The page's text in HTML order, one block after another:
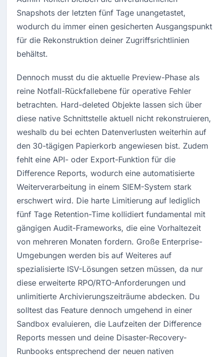
Snapshots der letzten fünf Tage unangetastet,
wodurch du immer einen gesicherten Ausgangspunkt
für die Rekonstruktion deiner Zugriffsrichtlinien
behältst.
Dennoch musst du die aktuelle Preview-Phase als
reine Notfall-Rückfallebene für operative Fehler
betrachten. Hard-deleted Objekte lassen sich über
diese native Schnittstelle aktuell nicht rekonstruieren,
weshalb du bei echten Datenverlusten weiterhin auf
den 30-tägigen Papierkorb angewiesen bist. Zudem
fehlt eine API- oder Export-Funktion für die
Difference Reports, wodurch eine automatisierte
Weiterverarbeitung in einem SIEM-System stark
erschwert wird. Die harte Limitierung auf lediglich
fünf Tage Retention-Time kollidiert fundamental mit
gängigen Audit-Frameworks, die eine Vorhaltezeit
von mehreren Monaten fordern. Große Enterprise-
Umgebungen werden bis auf Weiteres auf
spezialisierte ISV-Lösungen setzen müssen, da nur
diese erweiterte RPO/RTO-Anforderungen und
unlimitierte Archivierungszeiträume abdecken. Du
solltest das Feature dennoch umgehend in einer
Sandbox evaluieren, die Laufzeiten der Difference
Reports messen und deine Disaster-Recovery-
Runbooks entsprechend der neuen nativen